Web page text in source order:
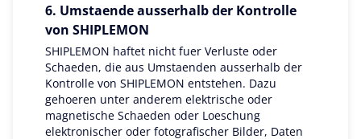
6. Umstaende ausserhalb der Kontrolle
von SHIPLEMON
SHIPLEMON haftet nicht fuer Verluste oder
Schaeden, die aus Umstaenden ausserhalb der
Kontrolle von SHIPLEMON entstehen. Dazu
gehoeren unter anderem elektrische oder
magnetische Schaeden oder Loeschung
elektronischer oder fotografischer Bilder, Daten